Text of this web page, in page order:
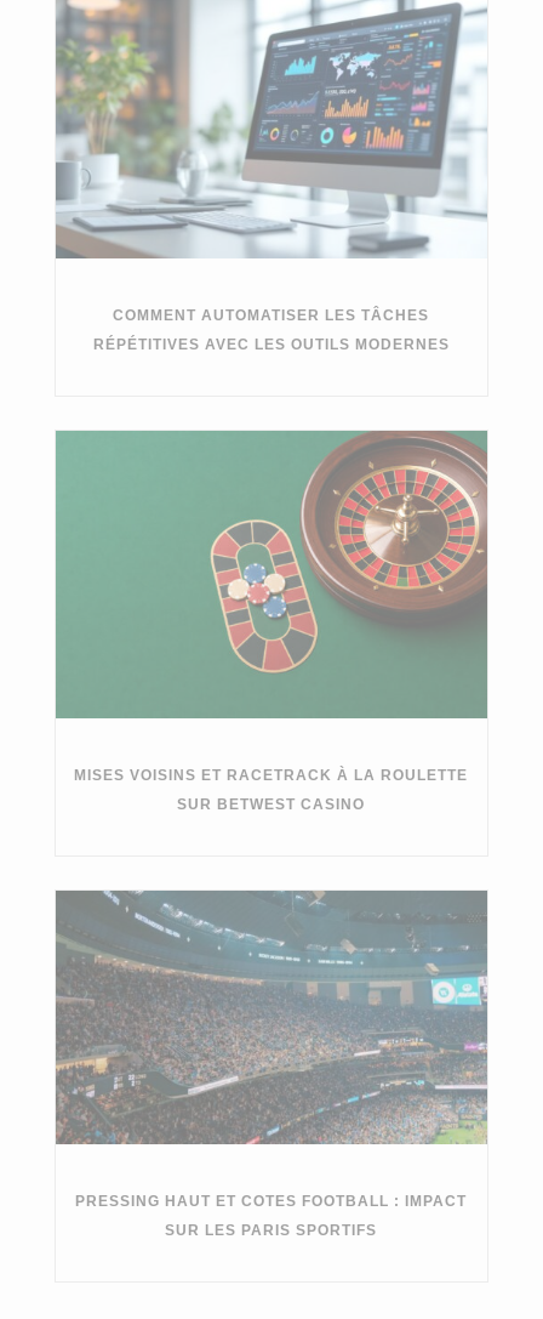
COMMENT AUTOMATISER LES TÂCHES
RÉPÉTITIVES AVEC LES OUTILS MODERNES
MISES VOISINS ET RACETRACK À LA ROULETTE
SUR BETWEST CASINO
PRESSING HAUT ET COTES FOOTBALL : IMPACT
SUR LES PARIS SPORTIFS